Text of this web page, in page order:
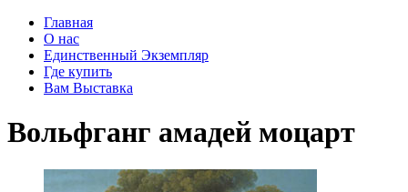
Главная
О нас
Единственный Экземпляр
Где купить
Вам Выставка
Вольфганг амадей моцарт